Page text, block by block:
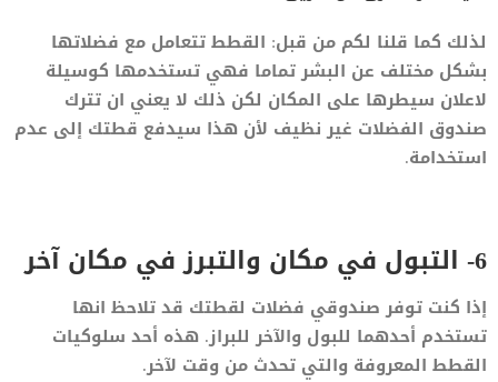
لذلك كما قلنا لكم من قبل: القطط تتعامل مع فضلاتها
بشكل مختلف عن البشر تماما فهي تستخدمها كوسيلة
لاعلان سيطرها على المكان لكن ذلك لا يعني ان تترك
صندوق الفضلات غير نظيف لأن هذا سيدفع قطتك إلى عدم
استخدامة.
6- التبول في مكان والتبرز في مكان آخر
إذا كنت توفر صندوقي فضلات لقطتك قد تلاحظ انها
تستخدم أحدهما للبول والآخر للبراز. هذه أحد سلوكيات
القطط المعروفة والتي تحدث من وقت لآخر.